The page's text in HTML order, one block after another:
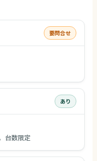
要問合せ
あり
台数限定